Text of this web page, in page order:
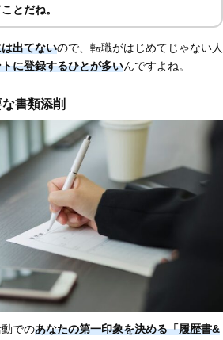
とだね。
出てないので、転職がはじめてじゃない人
に登録するひとが多いんですよね。
書類添削
でのあなたの第一印象を決める「履歴書&